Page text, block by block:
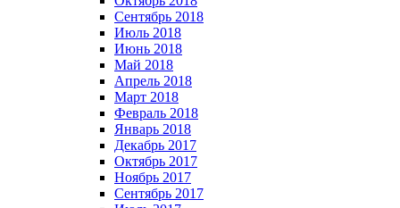
Сентябрь 2018
Июль 2018
Июнь 2018
Май 2018
Апрель 2018
Март 2018
Февраль 2018
Январь 2018
Декабрь 2017
Октябрь 2017
Ноябрь 2017
Сентябрь 2017